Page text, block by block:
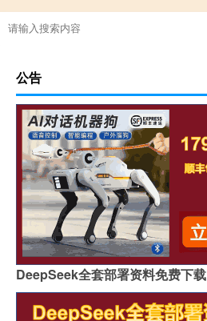
公告
DeepSeek全套部署资料免费下载